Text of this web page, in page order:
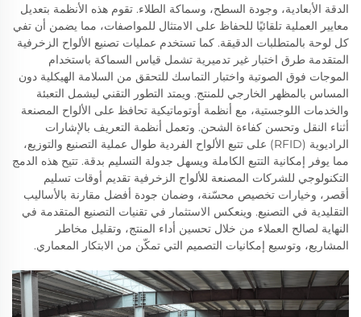
الدقة الأبعادية، وجودة السطح، وسماكة الطلاء. تقوم هذه الأنظمة بتعديل
معايير العملية تلقائيًا للحفاظ على الامتثال للمواصفات، مما يضمن أن تفي
كل لوحة بالمتطلبات الدقيقة. كما تستخدم عمليات تصنيع الألواح الزخرفية
المتقدمة طرق اختبار غير تدميرية تشمل قياس السماكة باستخدام
الموجات فوق الصوتية واختبار التماسك للتحقق من السلامة الهيكلية دون
المساس بالمظهر الخارجي للمنتج. ويمتد التطور التقني ليشمل التعبئة
والخدمات اللوجستية، مع أنظمة أوتوماتيكية تحافظ على الألواح المصنعة
أثناء النقل وتحسن كفاءة الشحن. وتعمل أنظمة التعريف بالإشارات
الراديوية (RFID) على تتبع الألواح الفردية طوال عملية التصنيع والتوزيع،
مما يوفر إمكانية التتبع الكاملة ويسهل جدولة التسليم بدقة. تتيح هذه الدمج
التكنولوجي للشركات المصنعة للألواح الزخرفية تقديم أوقات تسليم
أقصر، وخيارات تخصيص محسّنة، وضمان جودة أفضل مقارنة بالأساليب
التقليدية في التصنيع. وينعكس الاستثمار في تقنيات التصنيع المتقدمة في
النهاية لصالح العملاء من خلال تحسين أداء المنتج، وتقليل مخاطر
المشاريع، وتوسيع إمكانيات التصميم التي تمكّن من الابتكار المعماري.